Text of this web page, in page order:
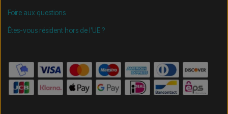
Foire aux questions
Êtes-vous résident hors de l'UE ?